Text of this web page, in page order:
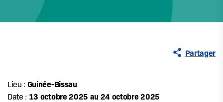
Lieu : Guinée-Bissau
Date : 13 octobre 2025 au 24 octobre 2025
Partager